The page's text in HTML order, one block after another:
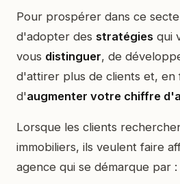
Pour prospérer dans ce
d'adopter des stratégies qui
vous distinguer, de
d'attirer plus de clients et, en
d'augmenter votre chiffre
Lorsque les clients
immobiliers, ils veulent faire
agence qui se démarque par :